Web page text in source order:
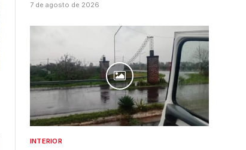
7 de agosto de 2026
INTERIOR